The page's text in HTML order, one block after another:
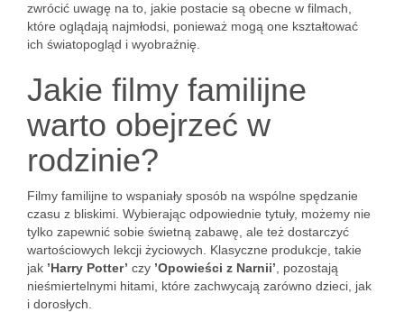
zwrócić uwagę na to, jakie postacie są obecne w filmach,
które oglądają najmłodsi, ponieważ mogą one kształtować
ich światopogląd i wyobraźnię.
Jakie filmy familijne
warto obejrzeć w
rodzinie?
Filmy familijne to wspaniały sposób na wspólne spędzanie
czasu z bliskimi. Wybierając odpowiednie tytuły, możemy nie
tylko zapewnić sobie świetną zabawę, ale też dostarczyć
wartościowych lekcji życiowych. Klasyczne produkcje, takie
jak ’Harry Potter’ czy ’Opowieści z Narnii’ , pozostają
nieśmiertelnymi hitami, które zachwycają zarówno dzieci, jak
i dorosłych.